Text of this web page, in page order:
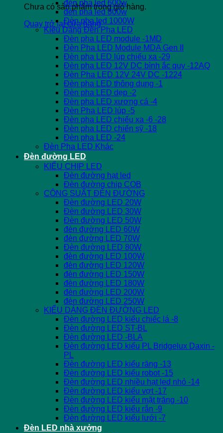
Chưa có sản phẩm trong giỏ hàng.
Quay trở lại cửa hàng
đèn pha led 600w
đèn pha led 800w
Đèn pha led 1000W
Kiểu Dáng Đèn Pha LED
Đèn pha LED module -1MD
Đèn Pha LED Module MDA Gen II
Đèn pha LED lúp chiếu xa -29
Đèn pha LED 12V DC bình ắc quy -12AQ
Đèn Pha LED 12V 24V DC -1224
Đèn pha LED thông dụng -1
Đèn pha LED dẹp -2
Đèn pha LED xương cá -4
Đèn Pha LED lúp -5
Đèn pha LED chiếu xa -6 -28
Đèn pha LED chiến sỹ -18
Đèn pha LED -24
Đèn Pha LED Khác
Đèn đường LED
KIỂU CHIP LED
Đèn đường hạt led
Đèn đường chip COB
CÔNG SUẤT ĐÈN ĐƯỜNG
Đèn đường LED 20W
Đèn đường LED 30W
Đèn đường LED 50W
đèn đường LED 60W
đèn đường LED 70W
Đèn đường LED 80W
đèn đường LED 100W
đèn đường LED 120W
đèn đường LED 150W
đèn đường LED 180W
đèn đường LED 200W
đèn đường LED 250W
KIỂU DÁNG ĐÈN ĐƯỜNG LED
Đèn đường LED kiểu chiếc lá -8
Đèn đường LED ST-BL
Đèn đường LED -BLA
Đèn đường LED kiểu PL Bridgelux Daxin -
PL
Đèn đường LED kiểu răng -13
Đèn đường LED kiểu robot -15
Đèn đường LED nhiều hạt led nhỏ -14
Đèn đường LED kiểu vợt -17
Đèn đường LED kiểu mặt trăng -10
Đèn đường LED kiểu rắn -9
Đèn đường LED kiểu lưới -7
Đèn LED nhà xưởng